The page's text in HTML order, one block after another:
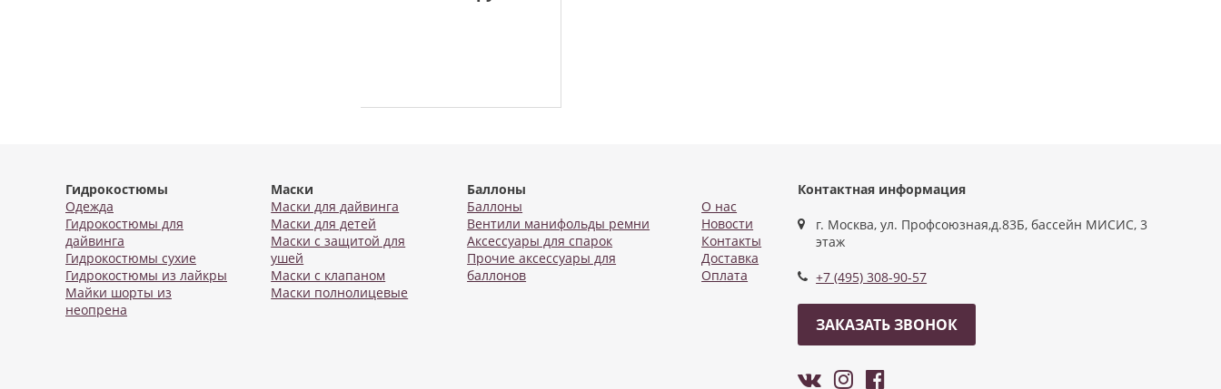
Гидрокостюмы
Одежда
Гидрокостюмы для
дайвинга
Гидрокостюмы сухие
Гидрокостюмы из лайкры
Майки шорты из
неопрена
Маски
Маски для дайвинга
Маски для детей
Маски с защитой для
ушей
Маски с клапаном
Маски полнолицевые
Баллоны
Баллоны
Вентили манифольды ремни
Аксессуары для спарок
Прочие аксессуары для
баллонов
О нас
Новости
Контакты
Доставка
Оплата
Контактная информация
г. Москва, ул. Профсоюзная,д.83Б, бассейн МИСИС, 3
этаж
+7 (495) 308-90-57
ЗАКАЗАТЬ ЗВОНОК